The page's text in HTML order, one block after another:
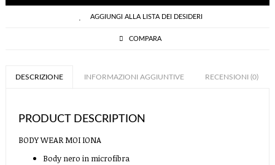
quantità
AGGIUNGI ALLA LISTA DEI DESIDERI
COMPARA
DESCRIZIONE INFORMAZIONI AGGIUNTIVE RECENSIONI (0)
PRODUCT DESCRIPTION
BODY WEAR MOI IONA
Body nero in microfibra